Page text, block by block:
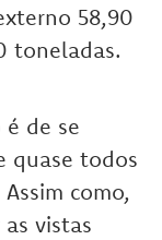
58,90
toneladas.
de se
quase todos
como,
vistas